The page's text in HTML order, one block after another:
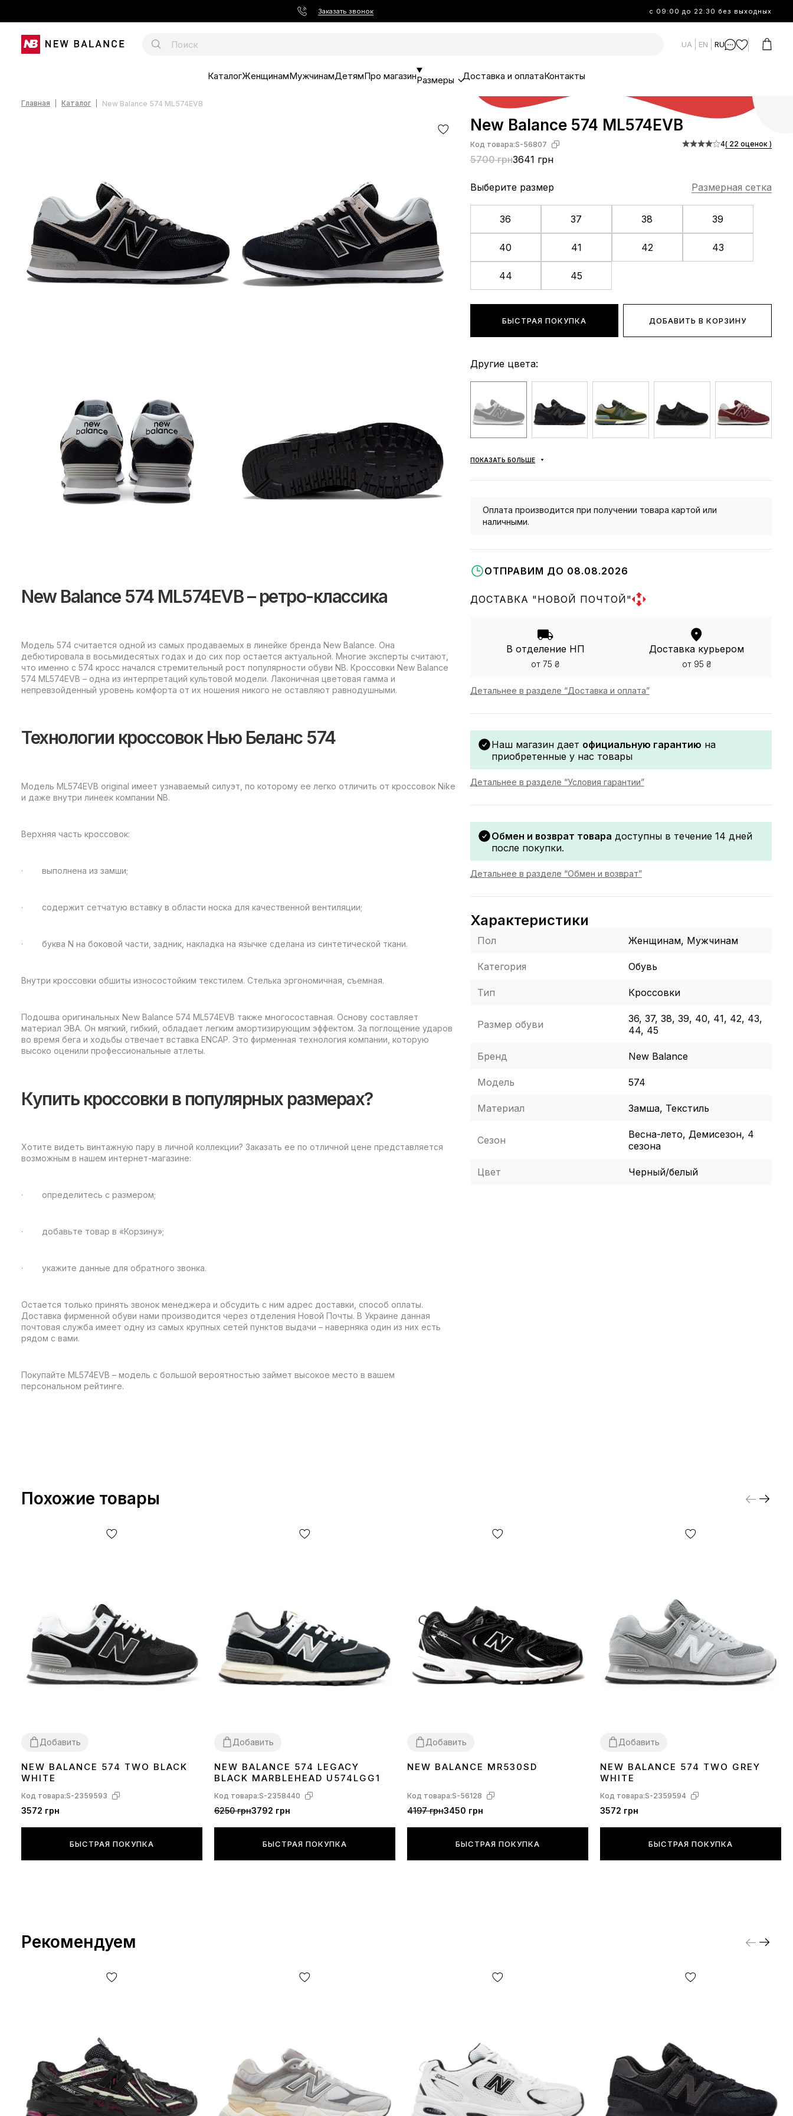
Заказать звонок с 09:00 до 22:30 без выходных
UA EN RU
КаталогЖенщинамМужчинамДетямПро магазинРазмеры Доставка и оплатаКонтакты
Главная Каталог New Balance 574 ML574EVB
New Balance 574 ML574EVB – ретро-классика
Модель 574 считается одной из самых продаваемых в линейке бренда New Balance. Она
дебютировала в восьмидесятых годах и до сих пор остается актуальной. Многие эксперты считают,
что именно с 574 кросс начался стремительный рост популярности обуви NB. Кроссовки New Balance
574 ML574EVB – одна из интерпретаций культовой модели. Лаконичная цветовая гамма и
непревзойденный уровень комфорта от их ношения никого не оставляют равнодушными.
Технологии кроссовок Нью Беланс 574
Модель ML574EVB original имеет узнаваемый силуэт, по которому ее легко отличить от кроссовок Nike
и даже внутри линеек компании NB.
Верхняя часть кроссовок:
· выполнена из замши;
· содержит сетчатую вставку в области носка для качественной вентиляции;
· буква N на боковой части, задник, накладка на язычке сделана из синтетической ткани.
Внутри кроссовки обшиты износостойким текстилем. Стелька эргономичная, съемная.
Подошва оригинальных New Balance 574 ML574EVB также многосоставная. Основу составляет
материал ЭВА. Он мягкий, гибкий, обладает легким амортизирующим эффектом. За поглощение ударов
во время бега и ходьбы отвечает вставка ENCAP. Это фирменная технология компании, которую
высоко оценили профессиональные атлеты.
Купить кроссовки в популярных размерах?
Хотите видеть винтажную пару в личной коллекции? Заказать ее по отличной цене представляется
возможным в нашем интернет-магазине:
· определитесь с размером;
· добавьте товар в «Корзину»;
· укажите данные для обратного звонка.
Остается только принять звонок менеджера и обсудить с ним адрес доставки, способ оплаты.
Доставка фирменной обуви нами производится через отделения Новой Почты. В Украине данная
почтовая служба имеет одну из самых крупных сетей пунктов выдачи – наверняка один из них есть
рядом с вами.
Покупайте ML574EVB – модель с большой вероятностью займет высокое место в вашем
персональном рейтинге.
New Balance 574 ML574EVB
Код товара:S-56807
5700 грн3641 грн
4( 22 оценок )
Выберите размер Размерная сетка
36 37 38 39
40 41 42 43
44 45
БЫСТРАЯ ПОКУПКА ДОБАВИТЬ В КОРЗИНУ
Другие цвета:
ПОКАЗАТЬ БОЛЬШЕ
Оплата производится при получении товара картой или
наличными.
ОТПРАВИМ ДО 08.08.2026
ДОСТАВКА "НОВОЙ ПОЧТОЙ"
В отделение НП
от 75 ₴
Доставка курьером
от 95 ₴
Детальнее в разделе “Доставка и оплата”
Наш магазин дает официальную гарантию на
приобретенные у нас товары
Детальнее в разделе “Условия гарантии”
Обмен и возврат товара доступны в течение 14 дней
после покупки.
Детальнее в разделе “Обмен и возврат”
Характеристики
Пол Женщинам, Мужчинам
Категория Обувь
Тип Кроссовки
Размер обуви
36, 37, 38, 39, 40, 41, 42, 43,
44, 45
Бренд New Balance
Модель 574
Материал Замша, Текстиль
Сезон
Весна-лето, Демисезон, 4
сезона
Цвет Черный/белый
Похожие товары
Добавить
4143 44
NEW BALANCE 574 TWO BLACK
WHITE
Код товара:S-2359593
3572 грн
БЫСТРАЯ ПОКУПКА
Добавить
3637 3839404142 43 45
NEW BALANCE 574 LEGACY
BLACK MARBLEHEAD U574LGG1
Код товара:S-2358440
6250 грн3792 грн
БЫСТРАЯ ПОКУПКА
Добавить
3637 3839404142 434445
NEW BALANCE MR530SD
Код товара:S-56128
4197 грн3450 грн
БЫСТРАЯ ПОКУПКА
Добавить
3738 394041
NEW BALANCE 574 TWO GREY
WHITE
Код товара:S-2359594
3572 грн
БЫСТРАЯ ПОКУПКА
Рекомендуем